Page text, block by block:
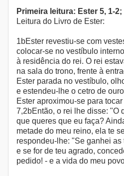
Primeira leitura: Ester 5, 1-2;
Leitura do Livro de Ester:
1bEster revestiu-se com
colocar-se no vestíbulo
à residência do rei. O rei
na sala do trono, frente à
Ester parada no vestíbulo,
e estendeu-lhe o cetro de
Ester aproximou-se para
7,2bEntão, o rei lhe disse: "O
que queres que eu faça?
metade do meu reino, ela te
respondeu-lhe: "Se ganhei as
e se for de teu agrado,
pedido! - e a vida do meu